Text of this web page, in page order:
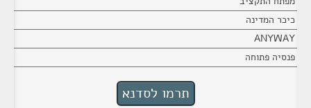
כיכר המדינה
ANYWAY
פנסיה פתוחה